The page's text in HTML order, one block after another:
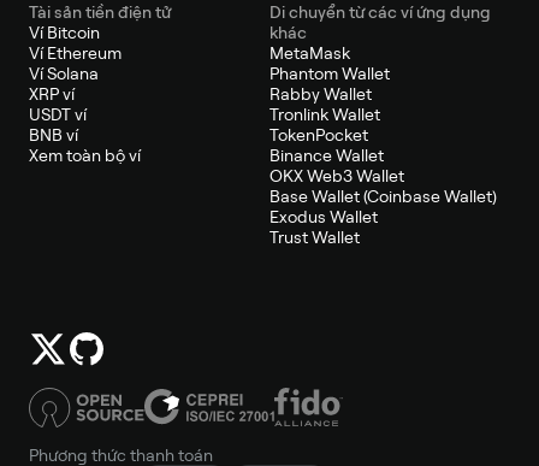
Tài sản tiền điện tử
Ví Bitcoin
Ví Ethereum
Ví Solana
XRP ví
USDT ví
BNB ví
Xem toàn bộ ví
Di chuyển từ các ví ứng dụng
khác
MetaMask
Phantom Wallet
Rabby Wallet
Tronlink Wallet
TokenPocket
Binance Wallet
OKX Web3 Wallet
Base Wallet (Coinbase Wallet)
Exodus Wallet
Trust Wallet
Phương thức thanh toán